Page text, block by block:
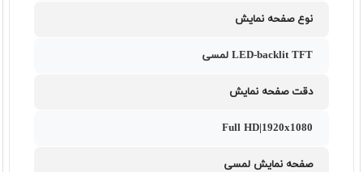
نوع صفحه نمایش
LED-backlit TFT لمسی
دقت صفحه نمایش
Full HD|1920x1080
صفحه نمایش لمسی